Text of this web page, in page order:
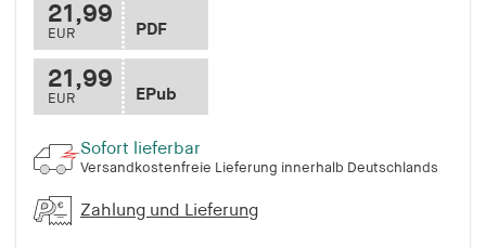
21,99
EUR PDF
21,99
EUR EPub
Sofort lieferbar
Versandkostenfreie Lieferung innerhalb Deutschlands
Zahlung und Lieferung